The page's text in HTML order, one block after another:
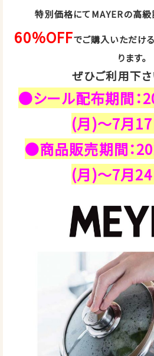
特別価格にてMAYERの高
60％OFFでご購入いただけ
ります。
ぜひご利用下さ
●シール配布期間：
(月)～7月
●商品販売期間：
(月)～7月